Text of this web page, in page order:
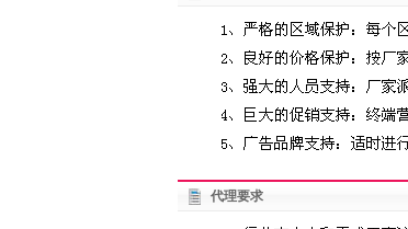
代理要求